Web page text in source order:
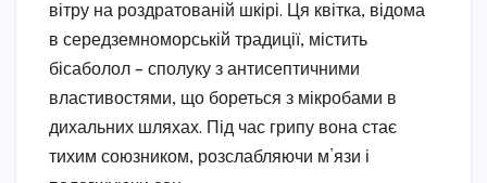
вітру на роздратованій шкірі. Ця квітка, відома
в середземноморській традиції, містить
бісаболол – сполуку з антисептичними
властивостями, що бореться з мікробами в
дихальних шляхах. Під час грипу вона стає
тихим союзником, розслабляючи м’язи і